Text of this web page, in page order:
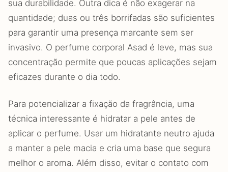
sua durabilidade. Outra dica é não exagerar na
quantidade; duas ou três borrifadas são suficientes
para garantir uma presença marcante sem ser
invasivo. O perfume corporal Asad é leve, mas sua
concentração permite que poucas aplicações sejam
eficazes durante o dia todo.
Para potencializar a fixação da fragrância, uma
técnica interessante é hidratar a pele antes de
aplicar o perfume. Usar um hidratante neutro ajuda
a manter a pele macia e cria uma base que segura
melhor o aroma. Além disso, evitar o contato com